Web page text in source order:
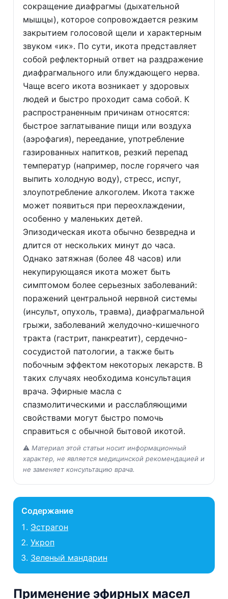
сокращение диафрагмы (дыхательной
мышцы), которое сопровождается резким
закрытием голосовой щели и характерным
звуком «ик». По сути, икота представляет
собой рефлекторный ответ на раздражение
диафрагмального или блуждающего нерва.
Чаще всего икота возникает у здоровых
людей и быстро проходит сама собой. К
распространенным причинам относятся:
быстрое заглатывание пищи или воздуха
(аэрофагия), переедание, употребление
газированных напитков, резкий перепад
температур (например, после горячего чая
выпить холодную воду), стресс, испуг,
злоупотребление алкоголем. Икота также
может появиться при переохлаждении,
особенно у маленьких детей.
Эпизодическая икота обычно безвредна и
длится от нескольких минут до часа.
Однако затяжная (более 48 часов) или
некупирующаяся икота может быть
симптомом более серьезных заболеваний:
поражений центральной нервной системы
(инсульт, опухоль, травма), диафрагмальной
грыжи, заболеваний желудочно-кишечного
тракта (гастрит, панкреатит), сердечно-
сосудистой патологии, а также быть
побочным эффектом некоторых лекарств. В
таких случаях необходима консультация
врача. Эфирные масла с
спазмолитическими и расслабляющими
свойствами могут быстро помочь
справиться с обычной бытовой икотой.
⚠️ Материал этой статьи носит информационный
характер, не является медицинской рекомендацией и
не заменяет консультацию врача.
Содержание
Эстрагон
Укроп
Зеленый мандарин
Применение эфирных масел